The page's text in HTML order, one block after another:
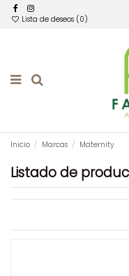
Lista de deseos (0 )
Inicio Marcas Maternity
Listado de